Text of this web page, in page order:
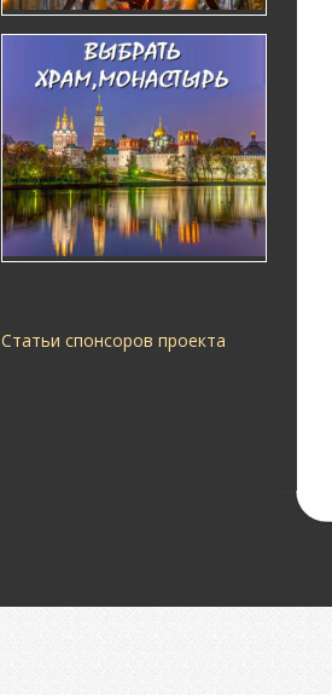
Статьи спонсоров проекта